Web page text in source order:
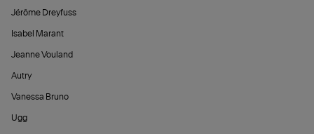
Jérôme Dreyfuss
Isabel Marant
Jeanne Vouland
Autry
Vanessa Bruno
Ugg